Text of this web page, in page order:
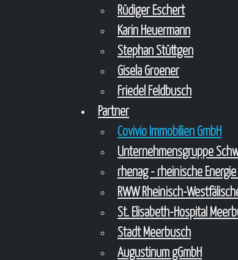
Rüdiger Eschert
Karin Heuermann
Stephan Stüttgen
Gisela Groener
Friedel Feldbusch
Partner
Covivio Immobilien GmbH
Unternehmensgruppe
rhenag - rheinische Energie
RWW Rheinisch-
St. Elisabeth-Hospital
Stadt Meerbusch
Augustinum gGmbH